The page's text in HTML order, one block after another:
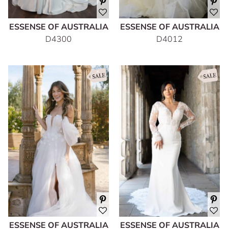
ESSENSE OF AUSTRALIA
D4300
ESSENSE OF AUSTRALIA
D4012
ESSENSE OF AUSTRALIA
ESSENSE OF AUSTRALIA